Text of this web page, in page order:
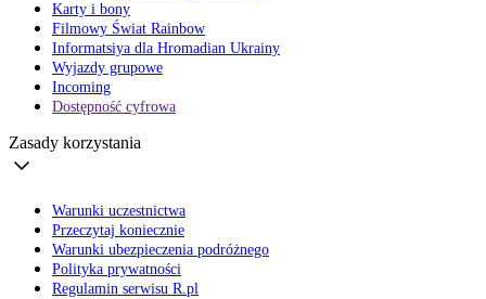
Karty i bony
Filmowy Świat Rainbow
Informatsiya dla Hromadian Ukrainy
Wyjazdy grupowe
Incoming
Dostępność cyfrowa
Zasady korzystania
Warunki uczestnictwa
Przeczytaj koniecznie
Warunki ubezpieczenia podróżnego
Polityka prywatności
Regulamin serwisu R.pl